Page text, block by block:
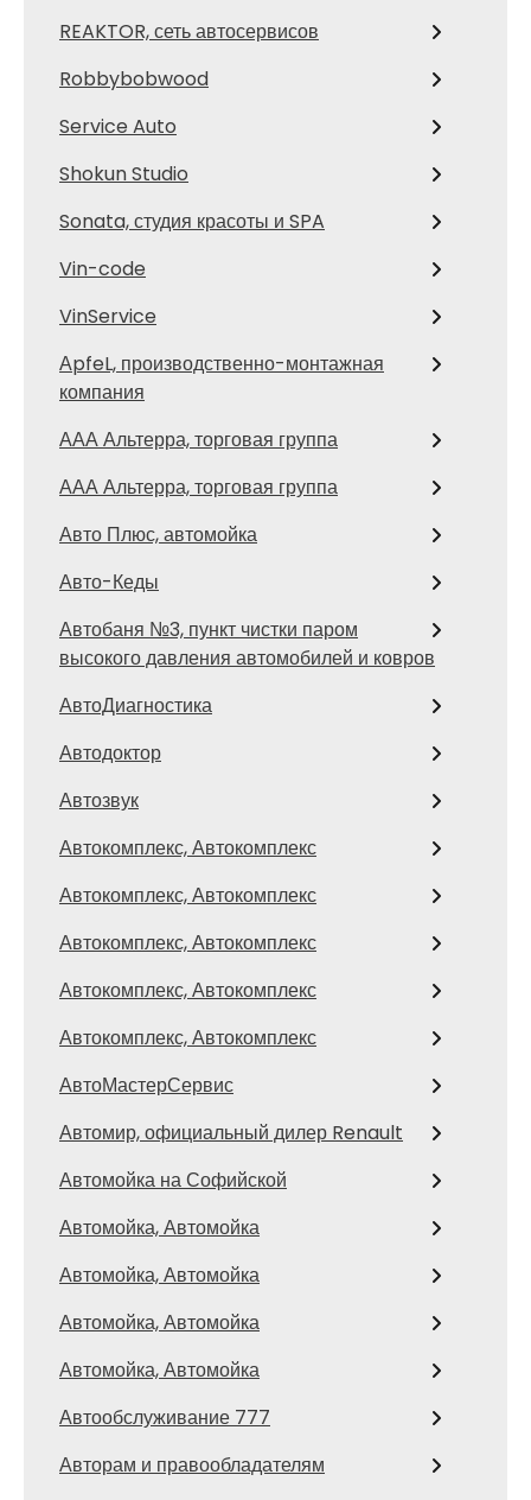
REAKTOR, сеть автосервисов
Robbybobwood
Service Auto
Shokun Studio
Sonata, студия красоты и SPA
Vin-code
VinService
АpfeL, производственно-монтажная
компания
ААА Альтерра, торговая группа
ААА Альтерра, торговая группа
Авто Плюс, автомойка
Авто-Кеды
Автобаня №3, пункт чистки паром
высокого давления автомобилей и ковров
АвтоДиагностика
Автодоктор
Автозвук
Автокомплекс, Автокомплекс
Автокомплекс, Автокомплекс
Автокомплекс, Автокомплекс
Автокомплекс, Автокомплекс
Автокомплекс, Автокомплекс
АвтоМастерСервис
Автомир, официальный дилер Renault
Автомойка на Софийской
Автомойка, Автомойка
Автомойка, Автомойка
Автомойка, Автомойка
Автомойка, Автомойка
Автообслуживание 777
Авторам и правообладателям